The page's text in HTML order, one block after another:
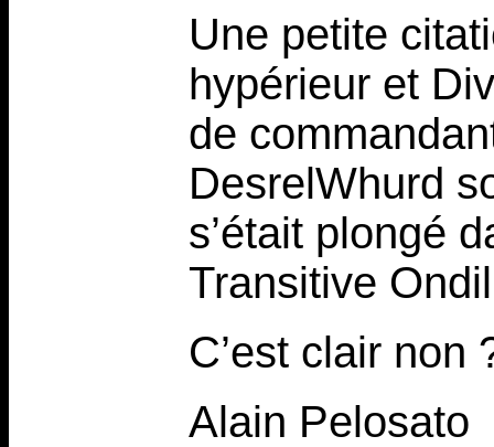
Une petite
hypérieur et
de
DesrelWhurd
s’était plongé
Transitive
C’est clair non
Alain Pelosato